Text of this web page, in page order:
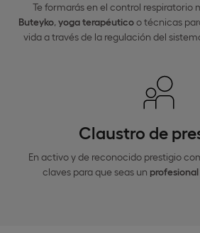
Te formarás en el control respiratorio
Buteyko,yoga terapéuticoo técnicas
vida a través de la regulación del
Claustro de
En activo y de reconocido prestigio
claves para que seas un